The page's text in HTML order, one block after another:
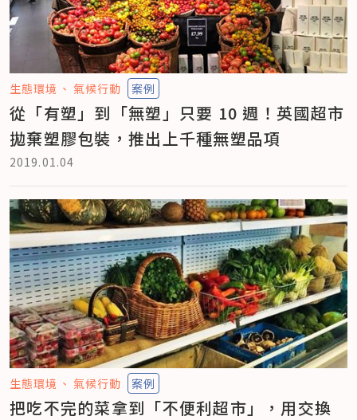
生態環境 氣候行動 案例
從「有塑」到「無塑」只要 10 週！英國超市
拋棄塑膠包裝，推出上千種無塑品項
2019.01.04
生態環境 氣候行動 案例
把吃不完的菜拿到「不便利超市」，用交換